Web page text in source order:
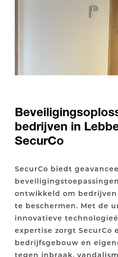
bedrijven in
SecurCo
SecurCo biedt
ontwikkeld om
te beschermen. Met de
innovatieve
expertise zorgt SecurCo
bedrijfsgebouw en
tegen inbraak,